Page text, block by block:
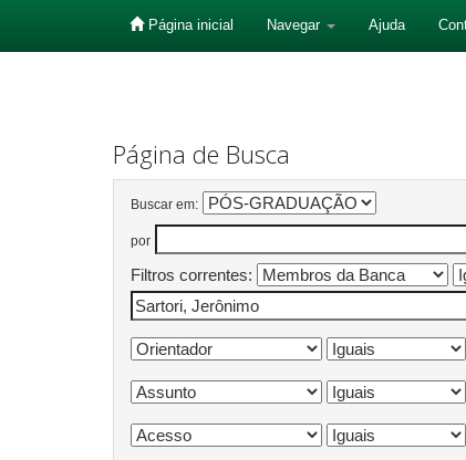
Página inicial Navegar Ajuda
Página de Busca
Buscar em:
por
Filtros correntes: